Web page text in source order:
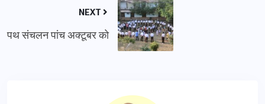
NEXT
पथ संचलन पांच अक्टूबर को